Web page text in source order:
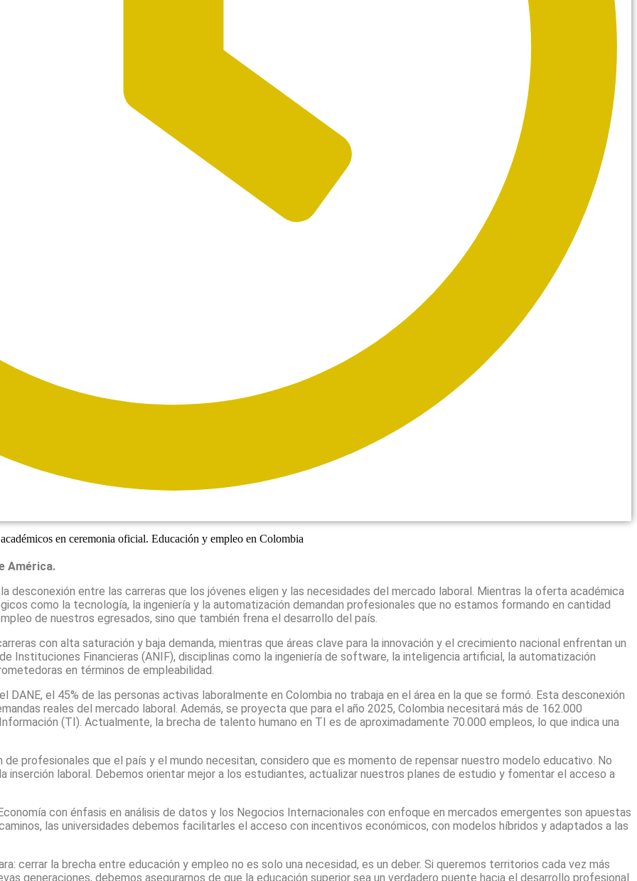
América.
desconexión entre las carreras que los jóvenes eligen y las necesidades del mercado laboral. Mientras la oferta académica
como la tecnología, la ingeniería y la automatización demandan profesionales que no estamos formando en cantidad
de nuestros egresados, sino que también frena el desarrollo del país.
con alta saturación y baja demanda, mientras que áreas clave para la innovación y el crecimiento nacional enfrentan un
Instituciones Financieras (ANIF), disciplinas como la ingeniería de software, la inteligencia artificial, la automatización
en términos de empleabilidad.
el 45% de las personas activas laboralmente en Colombia no trabaja en el área en la que se formó. Esta desconexión
reales del mercado laboral. Además, se proyecta que para el año 2025, Colombia necesitará más de 162.000
(TI). Actualmente, la brecha de talento humano en TI es de aproximadamente 70.000 empleos, lo que indica una
profesionales que el país y el mundo necesitan, considero que es momento de repensar nuestro modelo educativo. No
inserción laboral. Debemos orientar mejor a los estudiantes, actualizar nuestros planes de estudio y fomentar el acceso a
con énfasis en análisis de datos y los Negocios Internacionales con enfoque en mercados emergentes son apuestas
las universidades debemos facilitarles el acceso con incentivos económicos, con modelos híbridos y adaptados a las
cerrar la brecha entre educación y empleo no es solo una necesidad, es un deber. Si queremos territorios cada vez más
generaciones, debemos asegurarnos de que la educación superior sea un verdadero puente hacia el desarrollo profesional